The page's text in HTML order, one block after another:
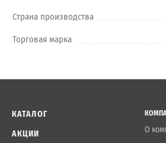
Страна производства
Торговая марка
КАТАЛОГ
АКЦИИ
О